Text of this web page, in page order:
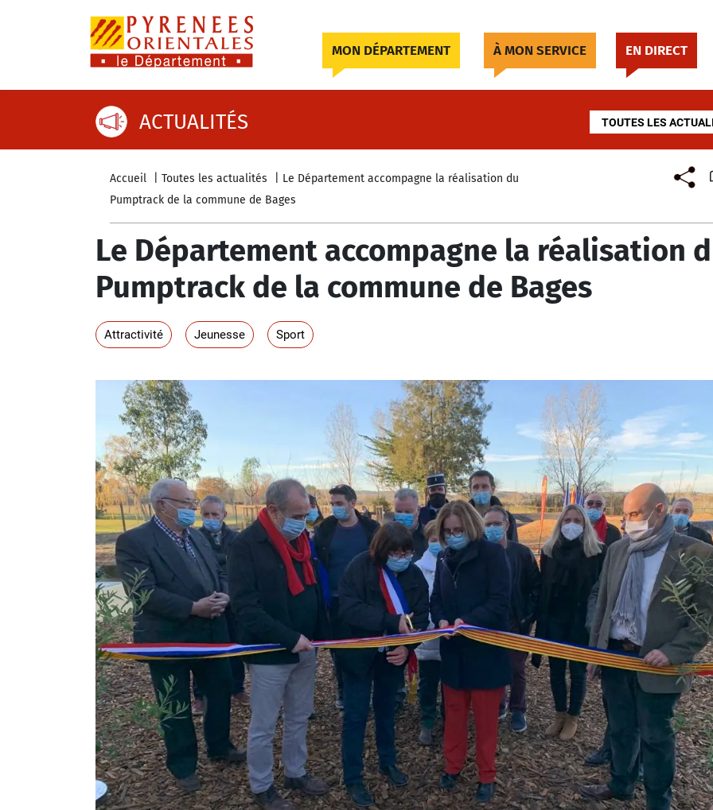
MON DÉPARTEMENT À MON SERVICE EN DIRECT
ACTUALITÉS TOUTES LES
Accueil Toutes les actualités
Le Département accompagne la réalisation du
Pumptrack de la commune de Bages
Le Département accompagne la réalisation
Pumptrack de la commune de Bages
Attractivité Jeunesse Sport